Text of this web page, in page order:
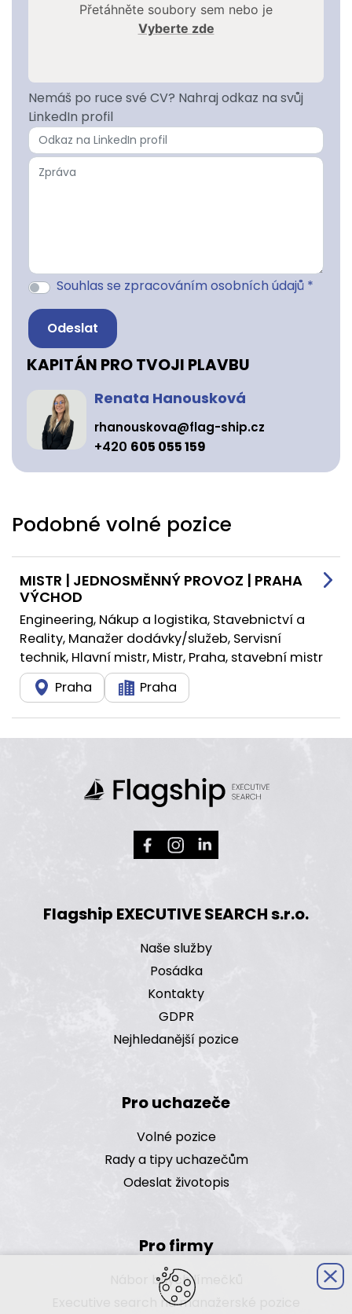
Přetáhněte soubory sem nebo je
Vyberte zde
Nemáš po ruce své CV? Nahraj odkaz na svůj
LinkedIn profil
Souhlas se zpracováním osobních údajů *
KAPITÁN PRO TVOJI PLAVBU
Renata Hanousková
rhanouskova@flag-ship.cz
+420 605 055 159
Podobné volné pozice
MISTR | JEDNOSMĚNNÝ PROVOZ | PRAHA
VÝCHOD
Engineering, Nákup a logistika, Stavebnictví a
Reality, Manažer dodávky/služeb, Servisní
technik, Hlavní mistr, Mistr, Praha, stavební mistr
Praha
Praha
Flagship EXECUTIVE SEARCH s.r.o.
Naše služby
Posádka
Kontakty
GDPR
Nejhledanější pozice
Pro uchazeče
Volné pozice
Rady a tipy uchazečům
Odeslat životopis
Pro firmy
Nábor bílých límečků
Executive search na manažerské pozice